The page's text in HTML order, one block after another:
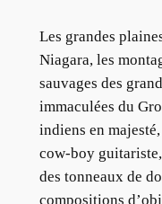
Les grandes
Niagara, les
sauvages des
immaculées du
indiens en
cow-boy
des tonneaux de
compositions